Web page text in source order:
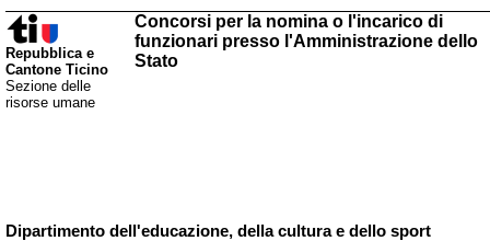
Repubblica e
Cantone Ticino
Sezione delle
risorse umane
Concorsi per la nomina o l'incarico di
funzionari presso l'Amministrazione dello
Stato
Dipartimento dell'educazione, della cultura e dello sport